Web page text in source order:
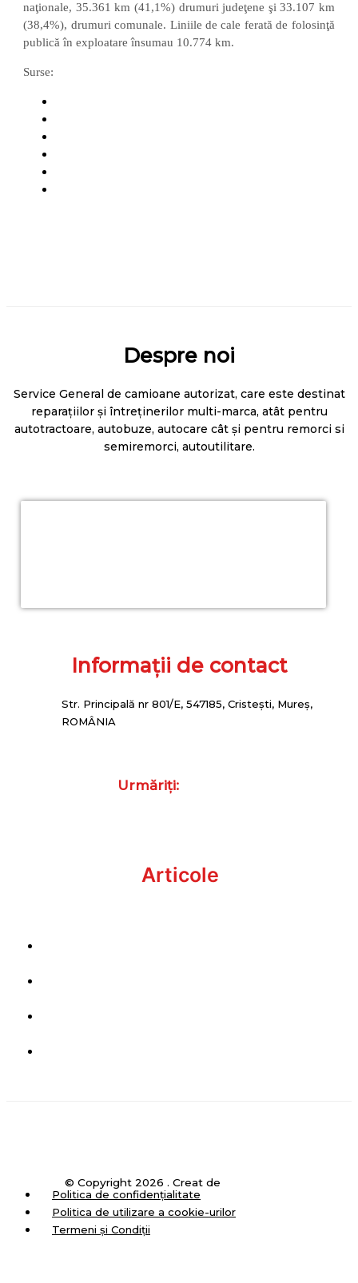
naţionale, 35.361 km (41,1%) drumuri judeţene şi 33.107 km
(38,4%), drumuri comunale. Liniile de cale ferată de folosinţă
publică în exploatare însumau 10.774 km.
Surse:
Despre noi
Service General de camioane autorizat, care este destinat
reparațiilor și întreținerilor multi-marca, atât pentru
autotractoare, autobuze, autocare cât și pentru remorci si
semiremorci, autoutilitare.
Informații de contact
Str. Principală nr 801/E, 547185, Cristești, Mureș,
ROMÂNIA
Urmăriți:
Articole
© Copyright 2026 . Creat de
Politica de confidențialitate
Politica de utilizare a cookie-urilor
Termeni și Condiții